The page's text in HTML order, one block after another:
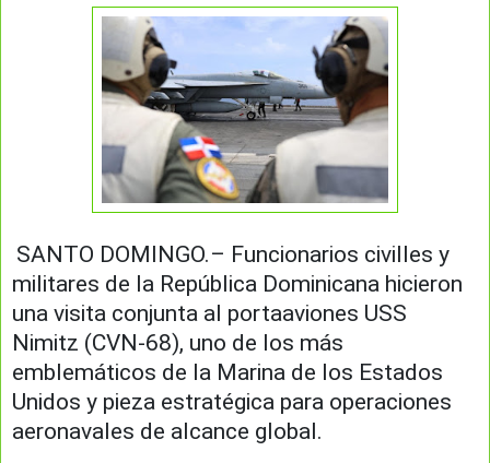
SANTO DOMINGO.– Funcionarios civilles y
militares de la República Dominicana hicieron
una visita conjunta al portaaviones USS
Nimitz (CVN-68), uno de los más
emblemáticos de la Marina de los Estados
Unidos y pieza estratégica para operaciones
aeronavales de alcance global.